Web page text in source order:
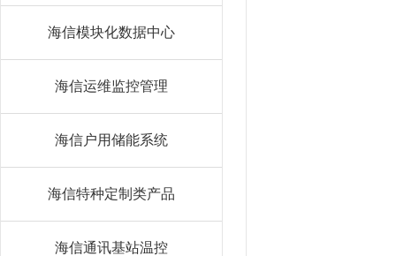
海信模块化数据中心
海信运维监控管理
海信户用储能系统
海信特种定制类产品
海信通讯基站温控